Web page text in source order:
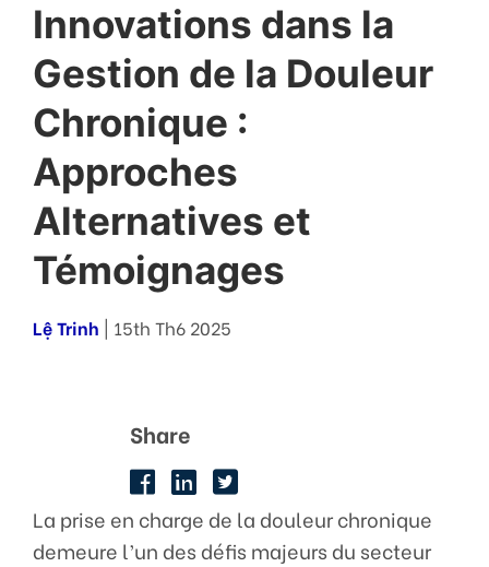
Innovations dans la
Gestion de la Douleur
Chronique :
Approches
Alternatives et
Témoignages
Lệ Trinh | 15th Th6 2025
Share
La prise en charge de la douleur chronique
demeure l’un des défis majeurs du secteur